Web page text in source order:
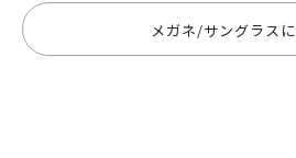
メガネ/サングラス